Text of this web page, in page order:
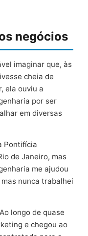
negócios
imaginar que, às
cheia de
ela ouviu a
por ser
em diversas
Pontifícia
de Janeiro, mas
me ajudou
nunca trabalhei
longo de quase
e chegou ao